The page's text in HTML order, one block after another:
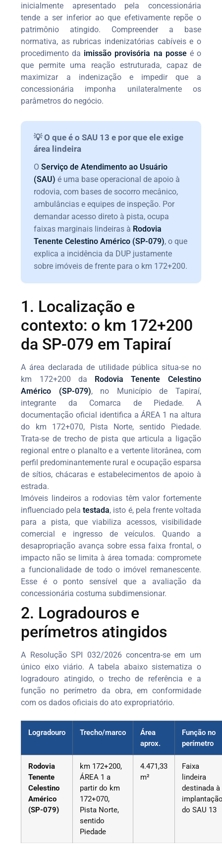
inicialmente apresentado pela concessionária
tende a ser inferior ao que efetivamente repõe o
patrimônio atingido. Compreender a base
normativa, as rubricas indenizatórias cabíveis e o
procedimento da imissão provisória na posseé o
que permite uma reação estruturada, capaz de
maximizar a indenização e impedir que a
concessionária imponha unilateralmente os
parâmetros do negócio.
💡 O que é o SAU 13 e por que ele exige
área lindeira
OServiço de Atendimento ao Usuário
(SAU) é uma base operacional de apoio à
rodovia, com bases de socorro mecânico,
ambulâncias e equipes de inspeção. Por
demandar acesso direto à pista, ocupa
faixas marginais lindeiras à Rodovia
Tenente Celestino Américo (SP-079), o que
explica a incidência da DUP justamente
sobre imóveis de frente para o km 172+200.
1. Localização e
contexto: o km 172+200
da SP-079 em Tapiraí
A área declarada de utilidade pública situa-se no
km 172+200 da Rodovia Tenente Celestino
Américo (SP-079), no Município de Tapiraí,
integrante da Comarca de Piedade. A
documentação oficial identifica a ÁREA 1 na altura
do km 172+070, Pista Norte, sentido Piedade.
Trata-se de trecho de pista que articula a ligação
regional entre o planalto e a vertente litorânea, com
perfil predominantemente rural e ocupação esparsa
de sítios, chácaras e estabelecimentos de apoio à
estrada.
Imóveis lindeiros a rodovias têm valor fortemente
influenciado pelatestada, isto é, pela frente voltada
para a pista, que viabiliza acessos, visibilidade
comercial e ingresso de veículos. Quando a
desapropriação avança sobre essa faixa frontal, o
impacto não se limita à área tomada: compromete
a funcionalidade de todo o imóvel remanescente.
Esse é o ponto sensível que a avaliação da
concessionária costuma subdimensionar.
2. Logradouros e
perímetros atingidos
A Resolução SPI 032/2026 concentra-se em um
único eixo viário. A tabela abaixo sistematiza o
logradouro atingido, o trecho de referência e a
função no perímetro da obra, em conformidade
com os dados oficiais do ato expropriatório.
Logradouro Trecho/marco
Área
aprox.
Função no
perímetro
Rodovia
Tenente
Celestino
Américo
(SP-079)
km 172+200,
ÁREA 1 a
partir do km
172+070,
Pista Norte,
sentido
Piedade
4.471,33
m²
Faixa
lindeira
destinada à
do SAU 13